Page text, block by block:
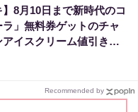
】8月10日まで新時代のコ
」無料券ゲットのチャ
イスクリーム値引きな
。
Recommended by